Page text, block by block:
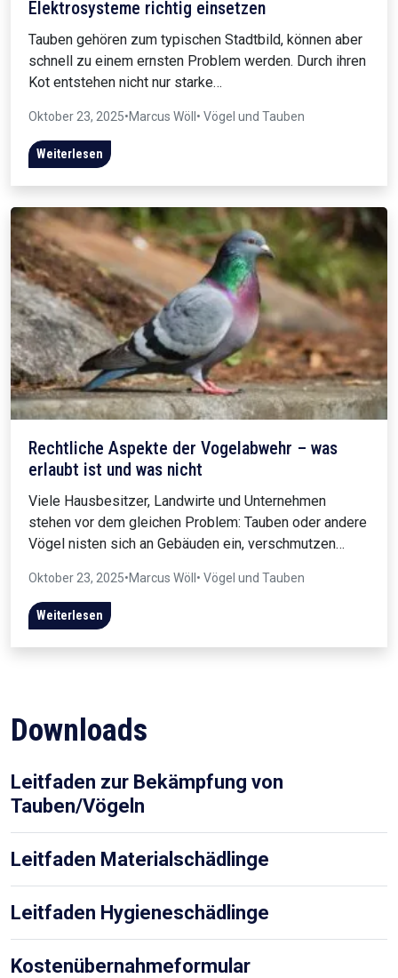
Elektrosysteme richtig einsetzen
Tauben gehören zum typischen Stadtbild, können aber
schnell zu einem ernsten Problem werden. Durch ihren
Kot entstehen nicht nur starke…
Oktober 23, 2025•Marcus Wöll • Vögel und Tauben
Weiterlesen
Rechtliche Aspekte der Vogelabwehr – was
erlaubt ist und was nicht
Viele Hausbesitzer, Landwirte und Unternehmen
stehen vor dem gleichen Problem: Tauben oder andere
Vögel nisten sich an Gebäuden ein, verschmutzen…
Oktober 23, 2025•Marcus Wöll • Vögel und Tauben
Weiterlesen
Downloads
Leitfaden zur Bekämpfung von
Tauben/Vögeln
Leitfaden Materialschädlinge
Leitfaden Hygieneschädlinge
Kostenübernahmeformular